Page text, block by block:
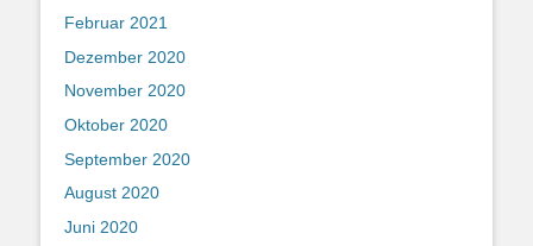
Februar 2021
Dezember 2020
November 2020
Oktober 2020
September 2020
August 2020
Juni 2020